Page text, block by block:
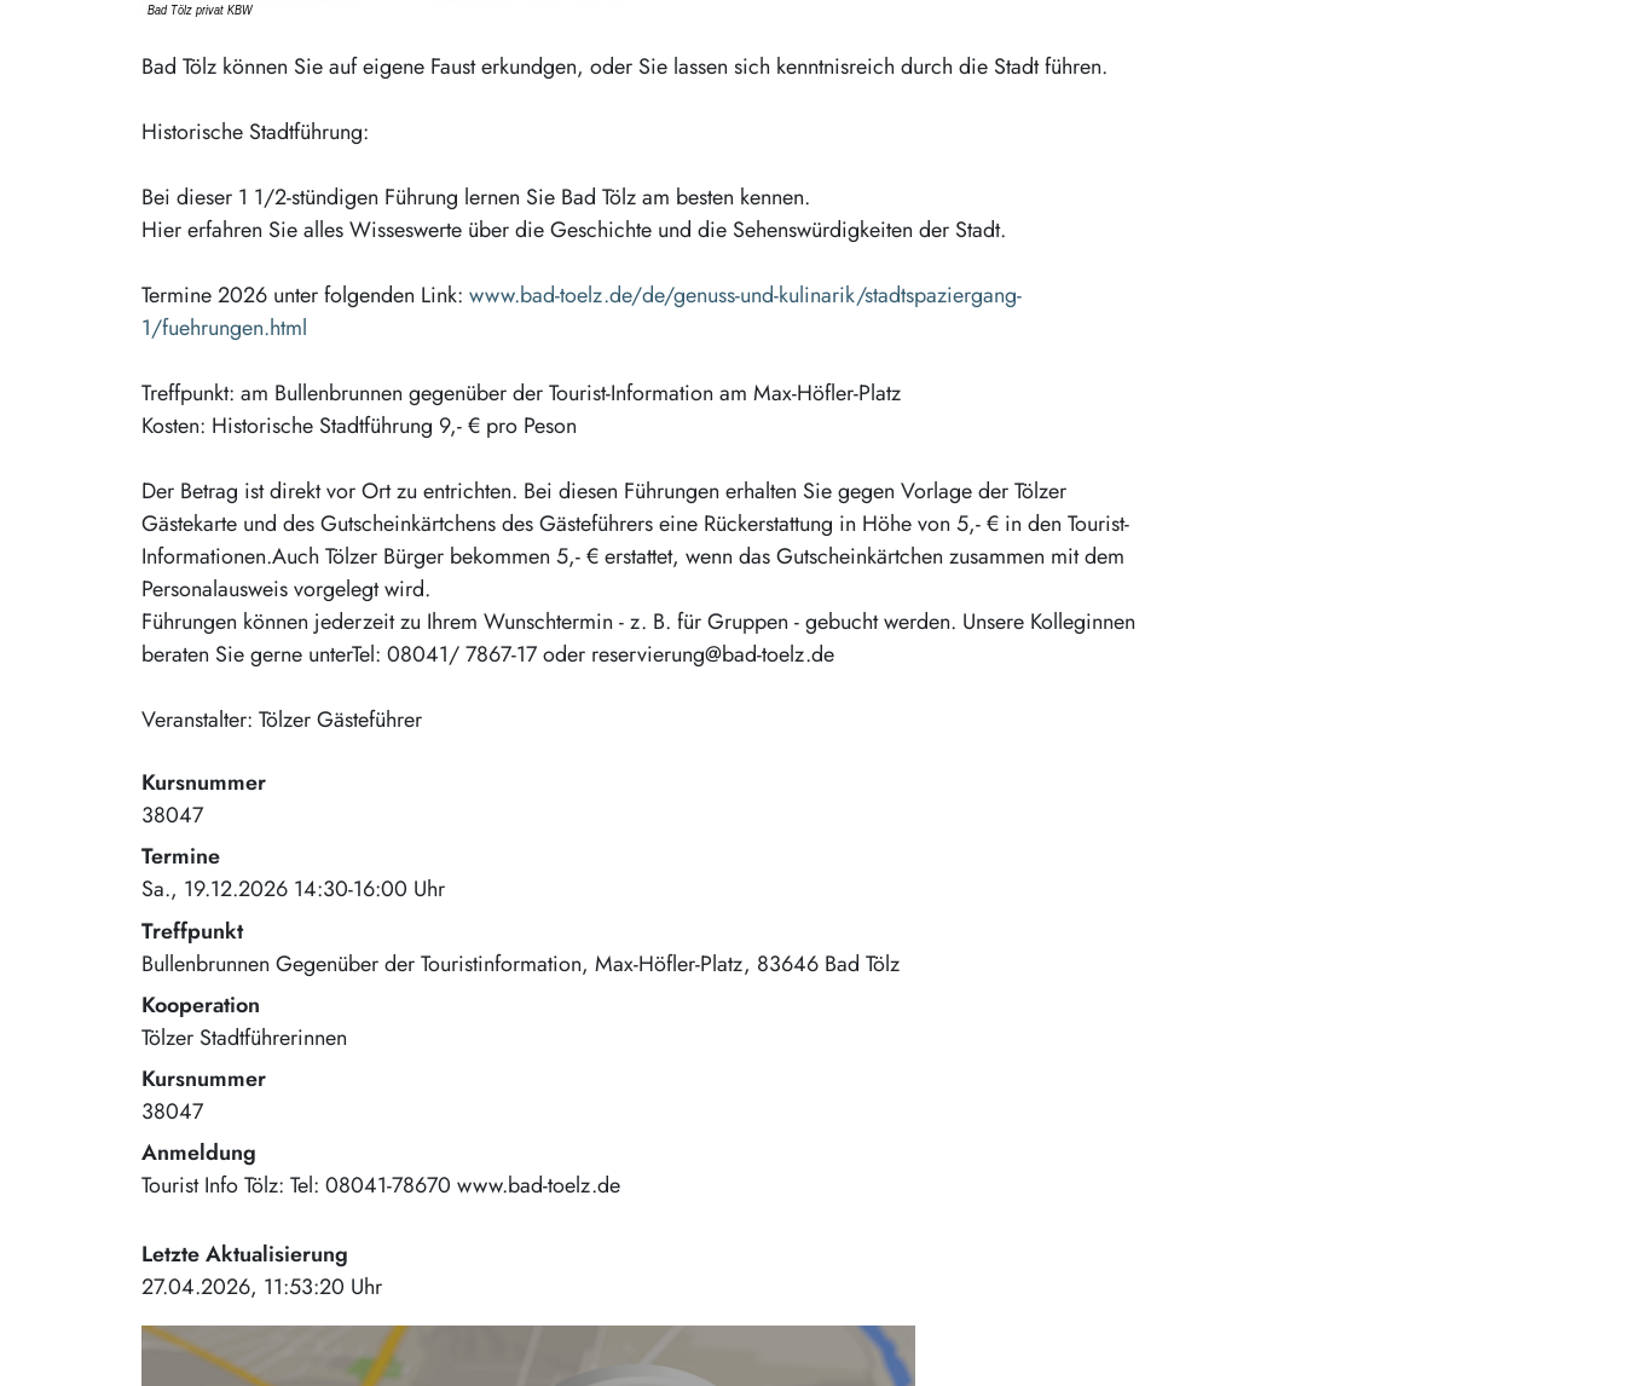
Bad Tölz können Sie auf eigene Faust erkundgen, oder Sie lassen sich kenntnisreich durch die Stadt führen.
Historische Stadtführung:
Bei dieser 1 1/2-stündigen Führung lernen Sie Bad Tölz am besten kennen.
Hier erfahren Sie alles Wisseswerte über die Geschichte und die Sehenswürdigkeiten der Stadt.
Termine 2026 unter folgenden Link: www.bad-toelz.de/de/genuss-und-kulinarik/stadtspaziergang-
1/fuehrungen.html
Treffpunkt: am Bullenbrunnen gegenüber der Tourist-Information am Max-Höfler-Platz
Kosten: Historische Stadtführung 9,- € pro Peson
Der Betrag ist direkt vor Ort zu entrichten. Bei diesen Führungen erhalten Sie gegen Vorlage der Tölzer
Gästekarte und des Gutscheinkärtchens des Gästeführers eine Rückerstattung in Höhe von 5,- € in den Tourist-
Informationen.Auch Tölzer Bürger bekommen 5,- € erstattet, wenn das Gutscheinkärtchen zusammen mit dem
Personalausweis vorgelegt wird.
Führungen können jederzeit zu Ihrem Wunschtermin - z. B. für Gruppen - gebucht werden. Unsere Kolleginnen
beraten Sie gerne unterTel: 08041/ 7867-17 oder reservierung@bad-toelz.de
Veranstalter: Tölzer Gästeführer
Kursnummer
38047
Termine
Sa., 19.12.2026 14:30-16:00 Uhr
Treffpunkt
Bullenbrunnen Gegenüber der Touristinformation Max-Höfler-Platz 83646 Bad Tölz
Kooperation
Tölzer Stadtführerinnen
Kursnummer
38047
Anmeldung
Tourist Info Tölz: Tel: 08041-78670 www.bad-toelz.de
Letzte Aktualisierung
27.04.2026, 11:53:20 Uhr